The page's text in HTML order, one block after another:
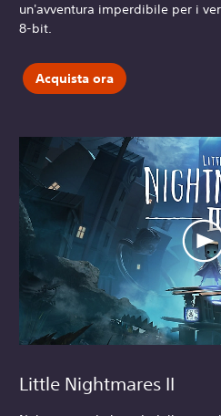
un'avventura imperdibile per i
8-bit.
Acquista ora
Little Nightmares II